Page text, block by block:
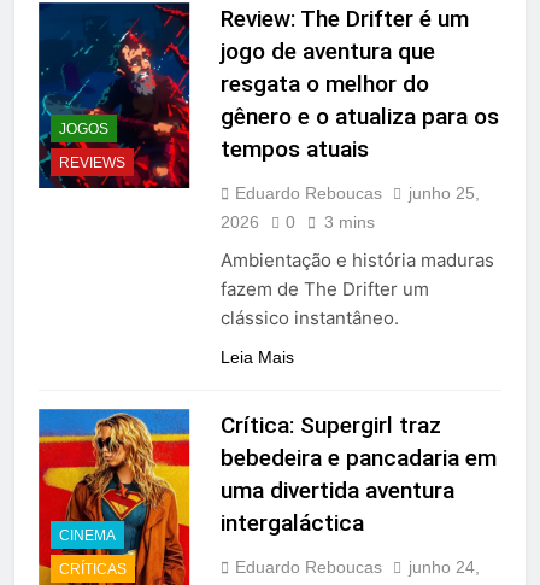
JOGOS
REVIEWS
Review: The Drifter é um
jogo de aventura que
resgata o melhor do
gênero e o atualiza para os
tempos atuais
Eduardo Reboucas
junho 25,
2026
0 3 mins
Ambientação e história maduras
fazem de The Drifter um
clássico instantâneo.
Leia Mais
CINEMA
CRÍTICAS
Crítica: Supergirl traz
bebedeira e pancadaria em
uma divertida aventura
intergaláctica
Eduardo Reboucas
junho 24,